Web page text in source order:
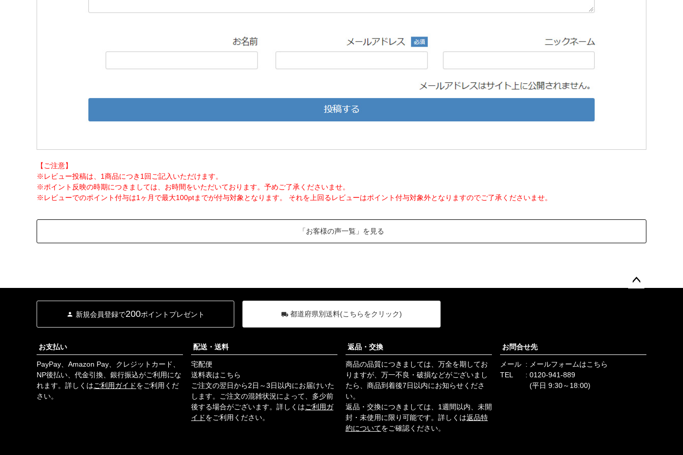
【ご注意】
※レビュー投稿は、1商品につき1回ご記入いただけます。
※ポイント反映の時期につきましては、お時間をいただいております。予めご了承くださいませ。
※レビューでのポイント付与は1ヶ月で最大100ptまでが付与対象となります。 それを上回るレビューはポイント付与対象外となりますのでご了承くださいませ。
「お客様の声一覧」を見る
新規会員登録で200ポイントプレゼント 都道府県別送料(こちらをクリック)
お支払い
PayPay、Amazon Pay、クレジットカード、
NP後払い、代金引換、銀行振込がご利用にな
れます。詳しくはご利用ガイドをご利用くだ
さい。
配送・送料
宅配便
送料表はこちら
ご注文の翌日から2日～3日以内にお届けいた
します。ご注文の混雑状況によって、多少前
後する場合がございます。詳しくはご利用ガ
イドをご利用ください。
返品・交換
商品の品質につきましては、万全を期してお
りますが、万一不良・破損などがございまし
たら、商品到着後7日以内にお知らせくださ
い。
返品・交換につきましては、1週間以内、未開
封・未使用に限り可能です。詳しくは返品特
約についてをご確認ください。
お問合せ先
メール
メールフォームはこちら
TEL
0120-941-889
(平日 9:30～18:00)